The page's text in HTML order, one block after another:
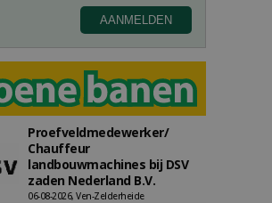
Proefveldmedewerker/
Chauffeur
landbouwmachines bij DSV
zaden Nederland B.V.
06-08-2026, Ven-Zelderheide